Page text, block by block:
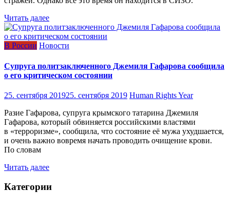
Читать далее
В России Новости
Супруга политзаключенного Джемиля Гафарова сообщила
о его критическом состоянии
25. сентября 201925. сентября 2019 Human Rights Year
Разие Гафарова, супруга крымского татарина Джемиля
Гафарова, который обвиняется российскими властями
в «терроризме», сообщила, что состояние её мужа ухудшается,
и очень важно вовремя начать проводить очищение крови.
По словам
Читать далее
Категории